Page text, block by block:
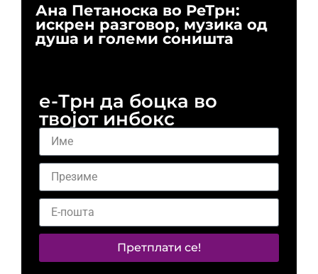
Ана Петаноска во РеТрн:
искрен разговор, музика од
душа и големи соништа
е-Трн да боцка во
твојот инбокс
Претплати се!